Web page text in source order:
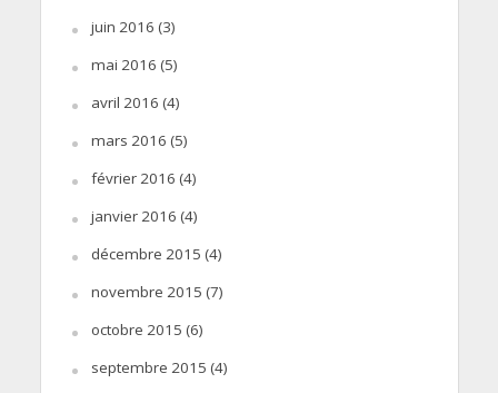
juin 2016 (3)
mai 2016 (5)
avril 2016 (4)
mars 2016 (5)
février 2016 (4)
janvier 2016 (4)
décembre 2015 (4)
novembre 2015 (7)
octobre 2015 (6)
septembre 2015 (4)